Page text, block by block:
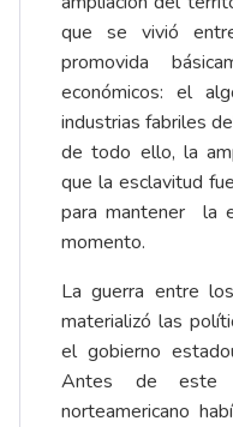
que se vivió
promovida
económicos: el
industrias fabriles
de todo ello, la
que la esclavitud
para mantener la
momento.
La guerra entre
materializó las
el gobierno
Antes de este
norteamericano